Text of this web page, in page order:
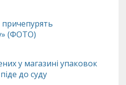
(ФОТО)
у магазині упаковок
до суду